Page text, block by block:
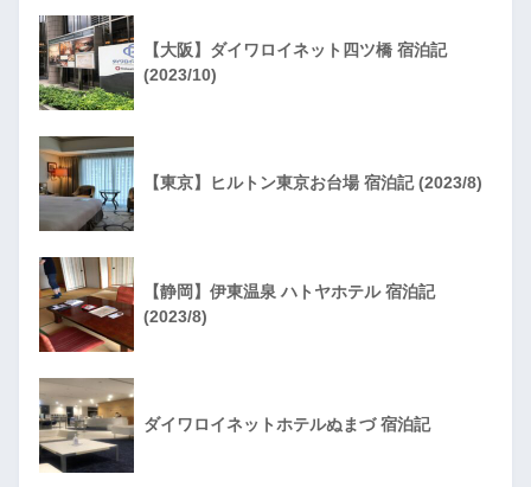
【大阪】ダイワロイネット四ツ橋 宿泊記
(2023/10)
【東京】ヒルトン東京お台場 宿泊記 (2023/8)
【静岡】伊東温泉 ハトヤホテル 宿泊記
(2023/8)
ダイワロイネットホテルぬまづ 宿泊記